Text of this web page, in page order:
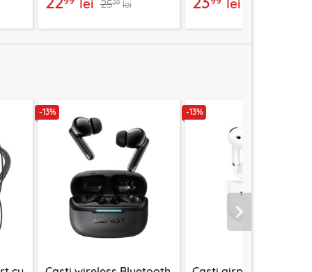
lei 2599 lei lei
-13% -13%